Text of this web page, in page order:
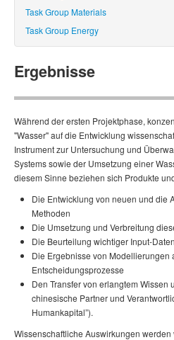
Task Group Materials
Task Group Energy
Ergebnisse
Während der ersten Projektphase,
"Wasser" auf die Ent­wicklung
Instrument zur Untersuchung und
Systems sowie der Umsetzung einer
diesem Sinne beziehen sich Produkte
Die Entwicklung von neuen und die
Methoden
Die Umsetzung und Verbreitung
Die Beurteilung wichtiger Input-Daten
Die Ergebnisse von Modellierungen
Entscheidungsprozesse
Den Transfer von erlangtem Wissen
chinesische Partner und
Humankapital”).
Wissenschaftliche Auswirkungen